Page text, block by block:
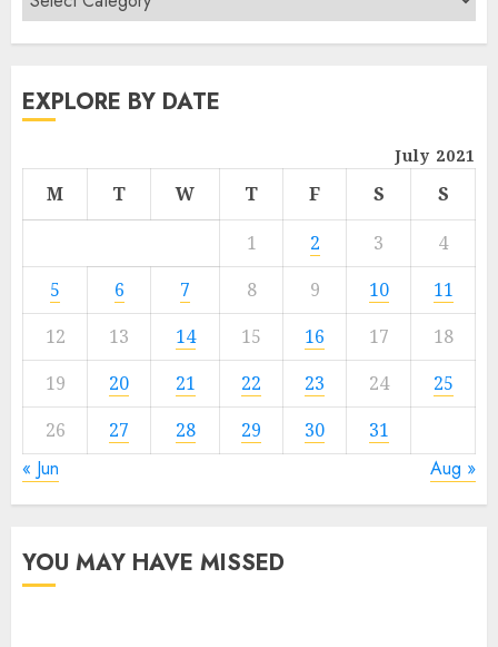
EXPLORE BY DATE
July 2021
M T W T F S
S
1
2 3
4
5
6 7 8 9 10
11
12
13 14 15 16 17
18
19
20 21 22 23 24
25
26
27 28 29 30 31
« Jun Aug »
YOU MAY HAVE MISSED